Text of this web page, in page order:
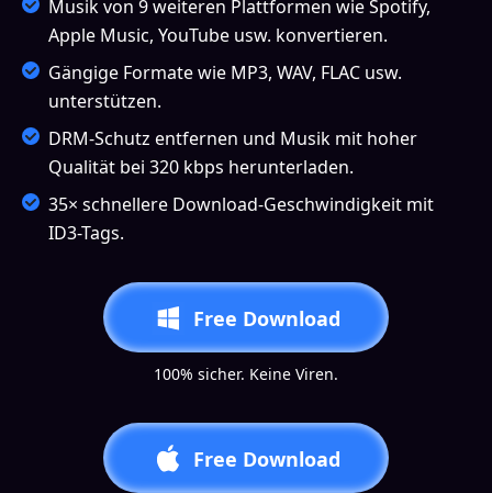
Musik von 9 weiteren Plattformen wie Spotify,
Apple Music, YouTube usw. konvertieren.
Gängige Formate wie MP3, WAV, FLAC usw.
unterstützen.
DRM-Schutz entfernen und Musik mit hoher
Qualität bei 320 kbps herunterladen.
35× schnellere Download-Geschwindigkeit mit
ID3-Tags.
Free Download
100% sicher. Keine Viren.
Free Download